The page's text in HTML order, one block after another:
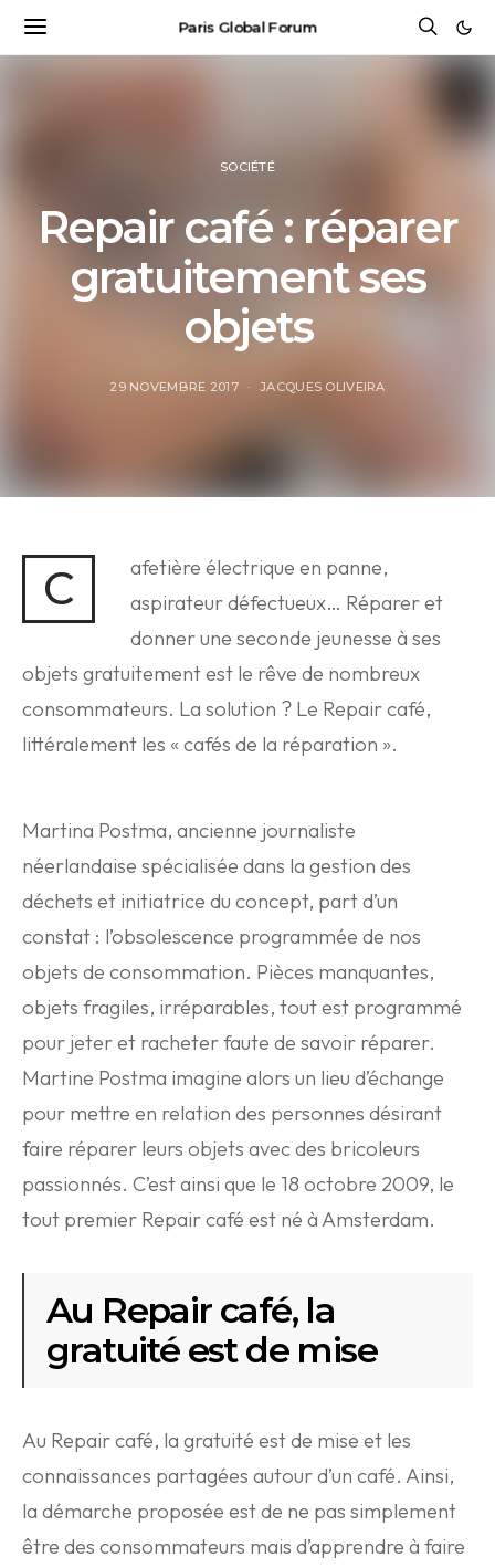
Paris Global Forum
SOCIÉTÉ
Repair café : réparer
gratuitement ses
objets
29 NOVEMBRE 2017 JACQUES OLIVEIRA
C
afetière électrique en panne,
aspirateur défectueux… Réparer et
donner une seconde jeunesse à ses
objets gratuitement est le rêve de nombreux
consommateurs. La solution ? Le Repair café,
littéralement les « cafés de la réparation ».
Martina Postma, ancienne journaliste
néerlandaise spécialisée dans la gestion des
déchets et initiatrice du concept, part d’un
constat : l’obsolescence programmée de nos
objets de consommation. Pièces manquantes,
objets fragiles, irréparables, tout est programmé
pour jeter et racheter faute de savoir réparer.
Martine Postma imagine alors un lieu d’échange
pour mettre en relation des personnes désirant
faire réparer leurs objets avec des bricoleurs
passionnés. C’est ainsi que le 18 octobre 2009, le
tout premier Repair café est né à Amsterdam.
Au Repair café, la
gratuité est de mise
Au Repair café, la gratuité est de mise et les
connaissances partagées autour d’un café. Ainsi,
la démarche proposée est de ne pas simplement
être des consommateurs mais d’apprendre à faire